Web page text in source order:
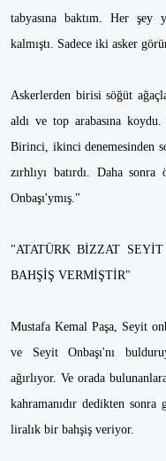
tabyasına baktım. Her
kalmıştı. Sadece iki asker
Askerlerden birisi söğüt
aldı ve top arabasına koydu.
Birinci, ikinci denemesinden
zırhlıyı batırdı. Daha
Onbaşı'ymış."
"ATATÜRK BİZZAT
BAHŞİŞ VERMİŞTİR"
Mustafa Kemal Paşa, Seyit
ve Seyit Onbaşı'nı
ağırlıyor. Ve orada
kahramanıdır dedikten sonra
liralık bir bahşiş veriyor.